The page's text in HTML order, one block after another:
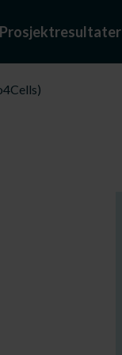
Prosjektresultater